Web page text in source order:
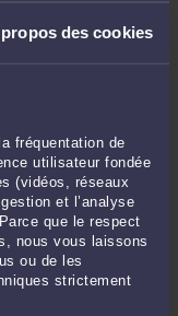
des cookies
fréquentation de
utilisateur fondée
(vidéos, réseaux
et l’analyse
que le respect
nous vous laissons
ou de les
strictement
service de votre
via les liens